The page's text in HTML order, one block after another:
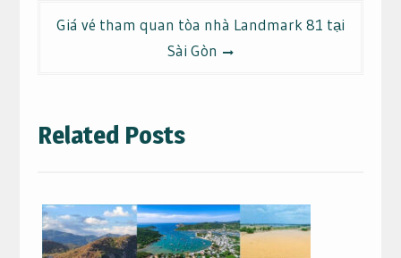
Giá vé tham quan tòa nhà Landmark 81 tại
Sài Gòn
Related Posts